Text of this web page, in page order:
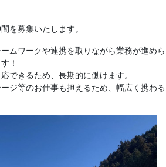
を募集いたします。
ムワークや連携を取りながら業務が進めら
！
できるため、長期的に働けます。
ジ等のお仕事も担えるため、幅広く携わる